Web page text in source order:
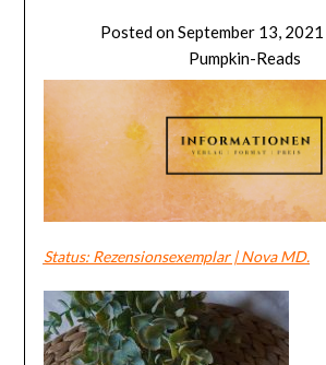
Posted onSeptember 13, 2021
Pumpkin-Reads
Status: Rezensionsexemplar | Nova MD.